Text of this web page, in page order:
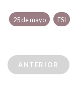
25 de mayo ESI
ANTERIOR